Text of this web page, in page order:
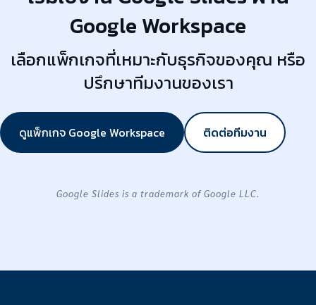
Google Workspace
เลือกแพ็กเกจที่เหมาะกับธุรกิจของคุณ หรือ
ปรึกษาทีมงานของเรา
ดูแพ็กเกจ Google Workspace ติดต่อทีมงาน
Google Slides is a trademark of Google LLC.